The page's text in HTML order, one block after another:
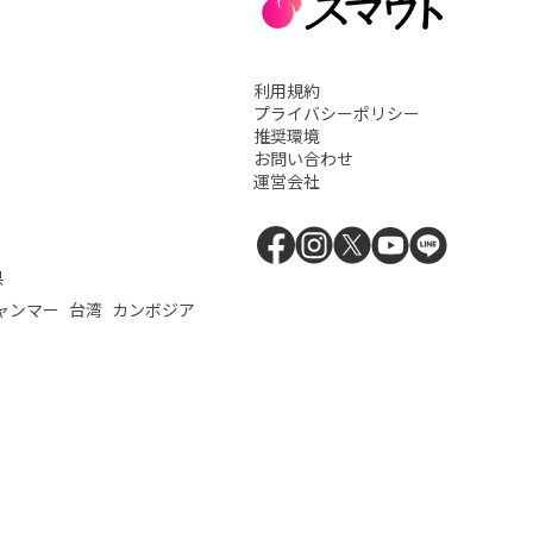
ンマー 台湾 カンボジア
利用規約
プライバシーポリシー
推奨環境
お問い合わせ
運営会社